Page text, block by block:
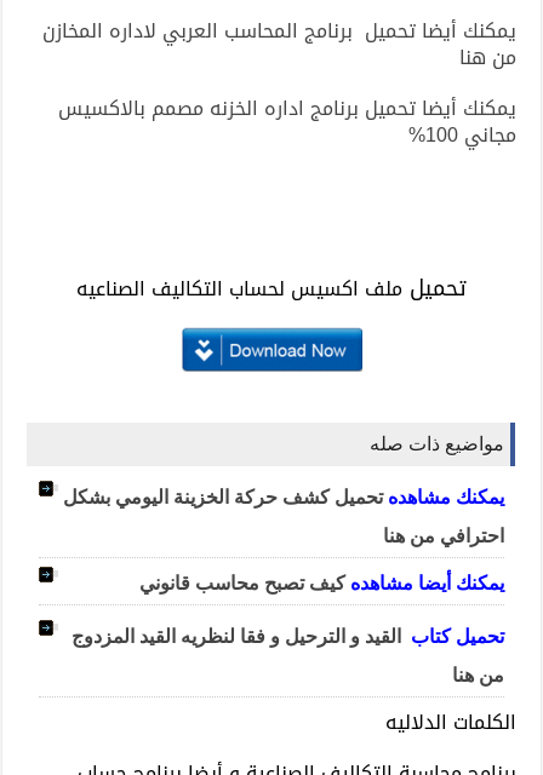
يمكنك أيضا تحميل برنامج المحاسب العربي لاداره المخازن
من هنا
يمكنك أيضا تحميل برنامج اداره الخزنه مصمم بالاكسيس
مجاني 100%
تحميل ملف اكسيس لحساب التكاليف الصناعيه
مواضيع ذات صله
يمكنك مشاهدهتحميل كشف حركة الخزينة اليومي بشكل
احترافي من هنا
يمكنك أيضا مشاهدهكيف تصبح محاسب قانوني
تحميل كتاب
القيد و الترحيل و فقا لنظريه القيد المزدوج
من هنا
الكلمات الدلاليه